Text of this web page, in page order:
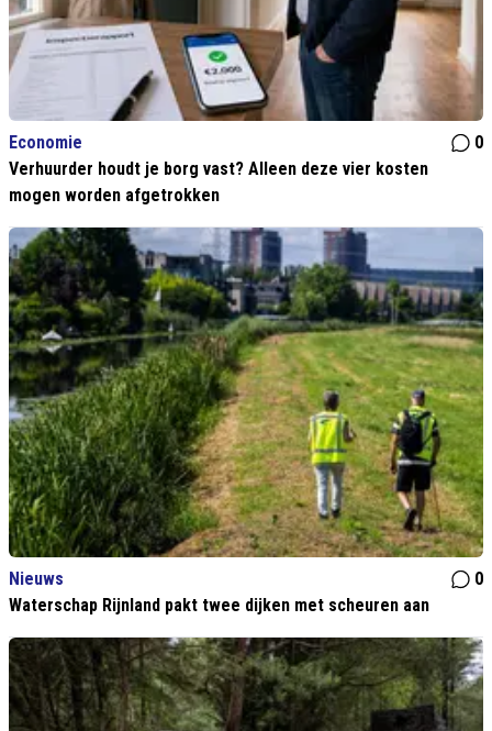
Economie
0
Verhuurder houdt je borg vast? Alleen deze vier kosten
mogen worden afgetrokken
Nieuws
0
Waterschap Rijnland pakt twee dijken met scheuren aan